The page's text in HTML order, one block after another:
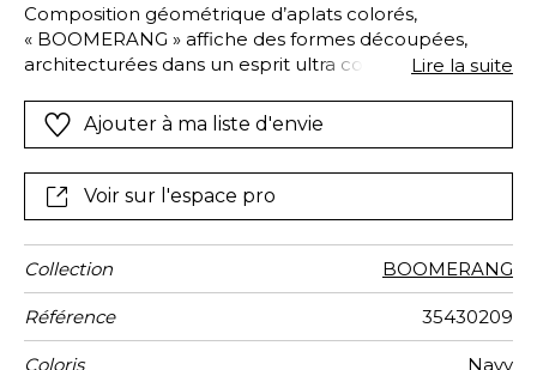
Composition géométrique d’aplats colorés,
« BOOMERANG » affiche des formes découpées,
architecturées dans un esprit ultra contemporain. Ce
riches et denses, qui rehaussent pleinement les
couleurs.
Lire la suite
Ajouter à ma liste d'envie
Voir sur l'espace pro
Collection BOOMERANG
Référence 35430209
Coloris Navy